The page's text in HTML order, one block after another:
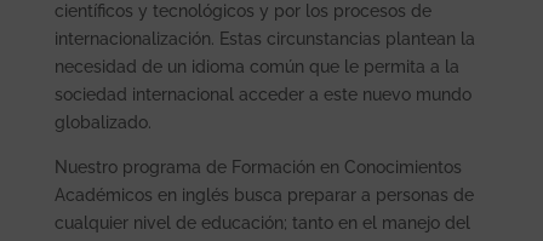
científicos y tecnológicos y por los procesos de
internacionalización. Estas circunstancias plantean la
necesidad de un idioma común que le permita a la
sociedad internacional acceder a este nuevo mundo
globalizado.
Nuestro programa de Formación en Conocimientos
Académicos en inglés busca preparar a personas de
cualquier nivel de educación; tanto en el manejo del